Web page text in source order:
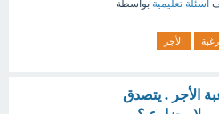
أسئلة تعليمية بواسطة
رغبة الأجر
الأجر . يتصدق